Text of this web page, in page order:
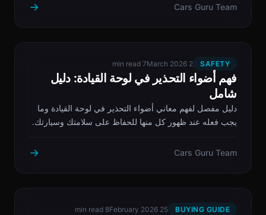
Cars Guru Team
→
SAFETY
2 March 2026
7 min read
فهم أضواء التحذير في لوحة القيادة: دليل
شامل
دليل مفصل لفهم معاني أضواء التحذير في لوحة القيادة وما
يجب فعله عند ظهور كل منها للحفاظ على سلامتك وسيارتك.
Cars Guru Team
→
BUYING GUIDE
25 February 2026
8 min read